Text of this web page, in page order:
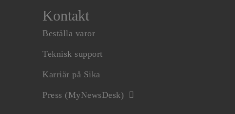
Kontakt
Beställa varor
Teknisk support
Karriär på Sika
Press (MyNewsDesk)